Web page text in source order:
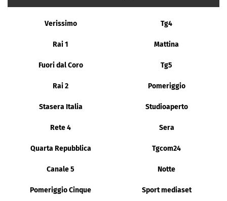
Verissimo Tg4
Rai 1 Mattina
Fuori dal Coro Tg5
Rai 2 Pomeriggio
Stasera Italia Studioaperto
Rete 4 Sera
Quarta Repubblica Tgcom24
Canale 5 Notte
Pomeriggio Cinque Sport mediaset